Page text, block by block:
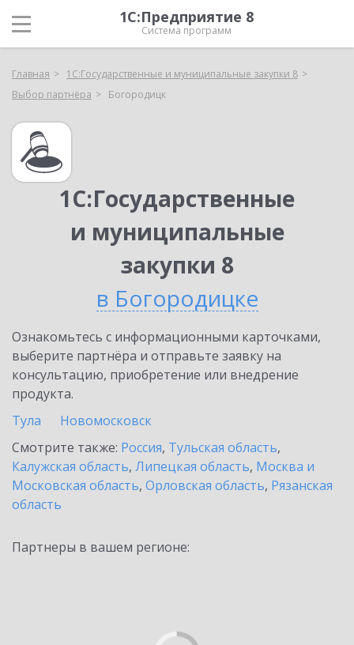
1С:Предприятие 8
Система программ
Главная
1С:Государственные и муниципальные закупки 8
Выбор партнёра
Богородицк
1С:Государственные
и муниципальные
закупки 8
в Богородицке
Ознакомьтесь с информационными карточками,
выберите партнёра и отправьте заявку на
консультацию, приобретение или внедрение
продукта.
Тула
Новомосковск
Смотрите также: Россия, Тульская область,
Калужская область, Липецкая область, Москва и
Московская область, Орловская область, Рязанская
область
Партнеры в вашем регионе: